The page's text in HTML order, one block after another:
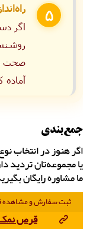
۵
اگر
صحت
جمع‌بندی
اگر هنوز در انتخاب
یا مجموعه‌تان تردید
ما مشاوره رایگان
ثبت سفارش و مشاهده
قرص نمک